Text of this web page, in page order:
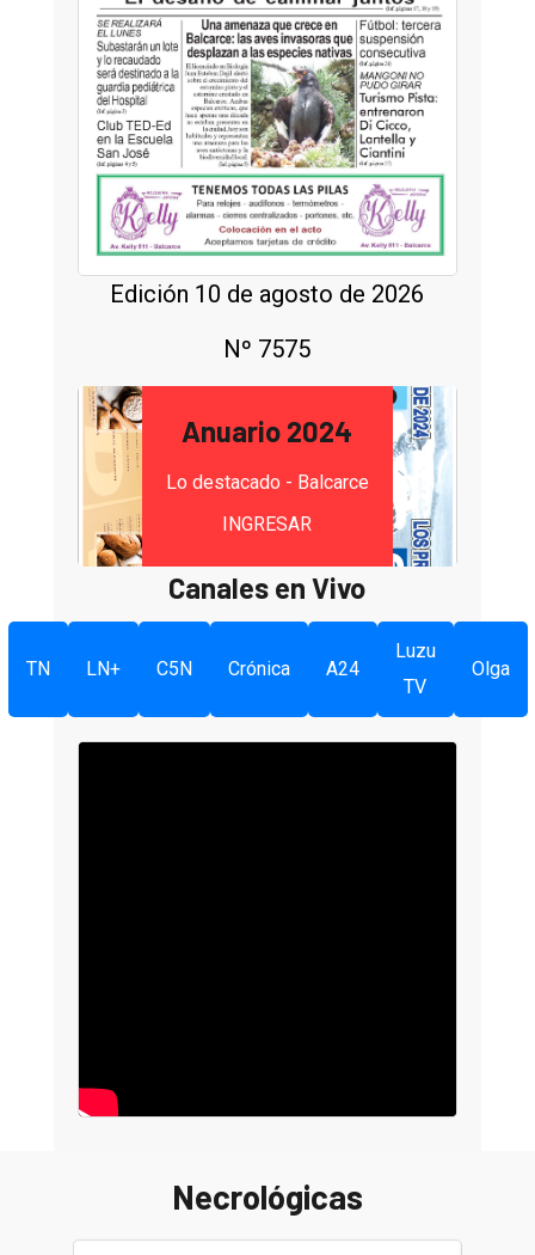
Edición 10 de agosto de 2026
Nº 7575
Anuario 2024
Lo destacado - Balcarce
INGRESAR
Canales en Vivo
TN LN+ C5N Crónica A24
Luzu
TV
Olga
Necrológicas